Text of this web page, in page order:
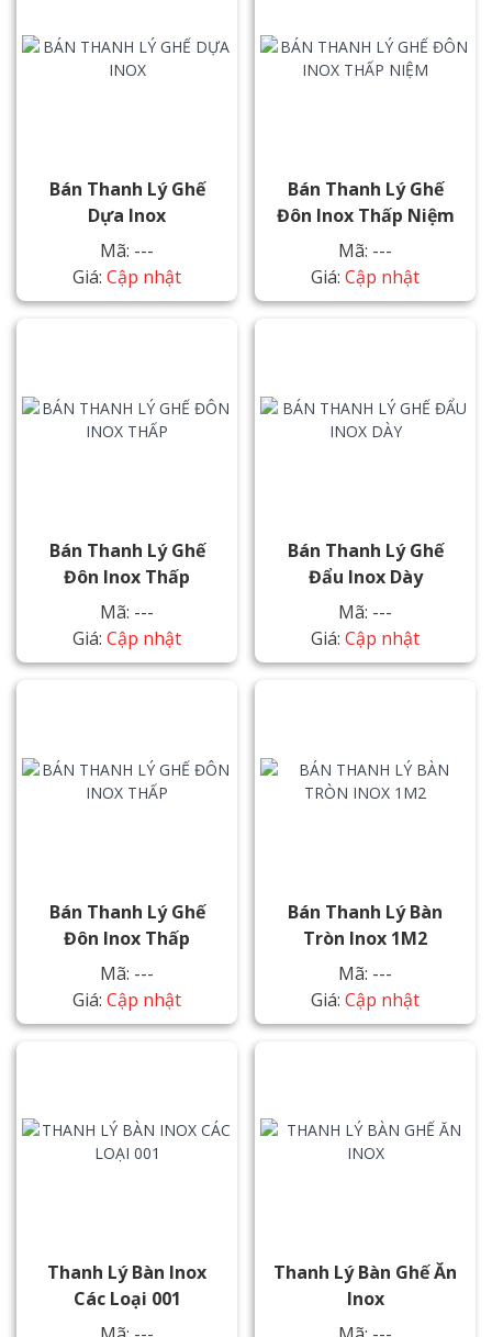
Bán Thanh Lý Ghế
Dựa Inox
Mã: ---
Giá: Cập nhật
Bán Thanh Lý Ghế
Đôn Inox Thấp Niệm
Mã: ---
Giá: Cập nhật
Bán Thanh Lý Ghế
Đôn Inox Thấp
Mã: ---
Giá: Cập nhật
Bán Thanh Lý Ghế
Đẩu Inox Dày
Mã: ---
Giá: Cập nhật
Bán Thanh Lý Ghế
Đôn Inox Thấp
Mã: ---
Giá: Cập nhật
Bán Thanh Lý Bàn
Tròn Inox 1M2
Mã: ---
Giá: Cập nhật
Thanh Lý Bàn Inox
Các Loại 001
Thanh Lý Bàn Ghế Ăn
Inox